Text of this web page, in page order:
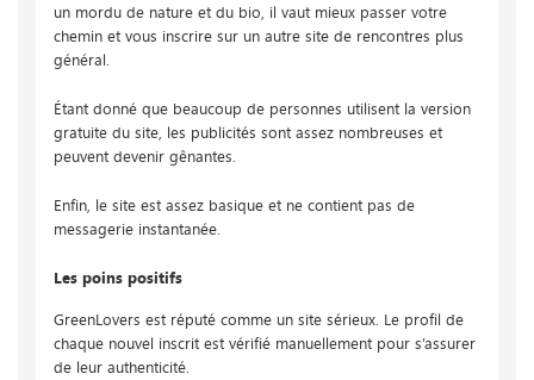
un mordu de nature et du bio, il vaut mieux passer votre
chemin et vous inscrire sur un autre site de rencontres plus
général.
Étant donné que beaucoup de personnes utilisent la version
gratuite du site, les publicités sont assez nombreuses et
peuvent devenir gênantes.
Enfin, le site est assez basique et ne contient pas de
messagerie instantanée.
Les poins positifs
GreenLovers est réputé comme un site sérieux. Le profil de
chaque nouvel inscrit est vérifié manuellement pour s’assurer
de leur authenticité.